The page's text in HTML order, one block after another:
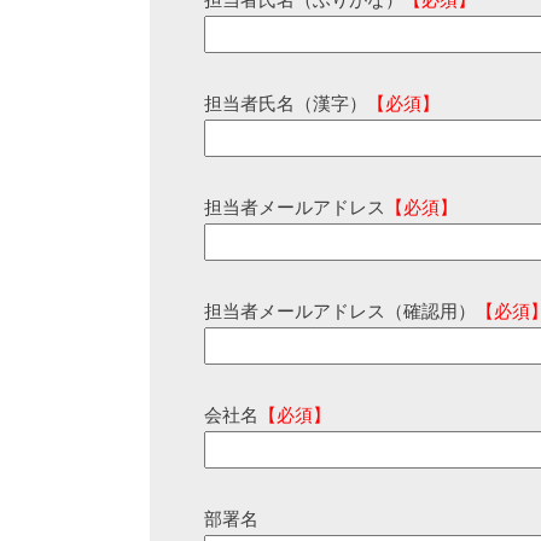
担当者氏名（漢字） 【必須】
担当者メールアドレス 【必須】
担当者メールアドレス（確認用） 【必須
会社名 【必須】
部署名